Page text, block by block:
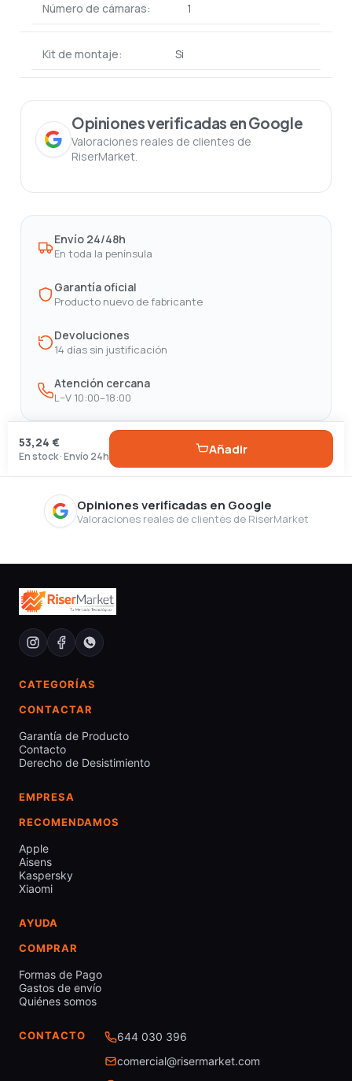
Número de cámaras: 1
Kit de montaje: Si
Opiniones verificadas en Google
Valoraciones reales de clientes de
RiserMarket.
Envío 24/48h
En toda la península
Garantía oficial
Producto nuevo de fabricante
Devoluciones
14 días sin justificación
Atención cercana
L–V 10:00–18:00
53,24 €
En stock · Envío 24h Añadir
Opiniones verificadas en Google
Valoraciones reales de clientes de RiserMarket
CATEGORÍAS
CONTACTAR
Garantía de Producto
Contacto
Derecho de Desistimiento
EMPRESA
RECOMENDAMOS
Apple
Aisens
Kaspersky
Xiaomi
AYUDA
COMPRAR
Formas de Pago
Gastos de envío
Quiénes somos
CONTACTO
644 030 396
comercial@risermarket.com